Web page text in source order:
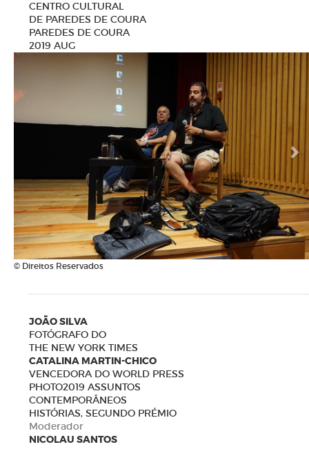
CENTRO CULTURAL
DE PAREDES DE COURA
PAREDES DE COURA
2019 AUG
© Direitos Reservados
JOÃO SILVA
FOTÓGRAFO DO
THE NEW YORK TIMES
CATALINA MARTIN-CHICO
VENCEDORA DO WORLD PRESS
PHOTO2019 ASSUNTOS
CONTEMPORÂNEOS
HISTÓRIAS, SEGUNDO PRÉMIO
Moderador
NICOLAU SANTOS